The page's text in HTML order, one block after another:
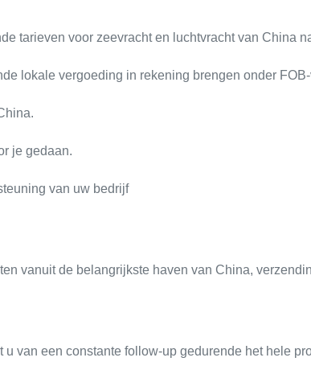
tarieven voor zeevracht en luchtvracht van China
lokale vergoeding in rekening brengen onder
je gedaan.
van uw bedrijf
vanuit de belangrijkste haven van China,
u van een constante follow-up gedurende het hele